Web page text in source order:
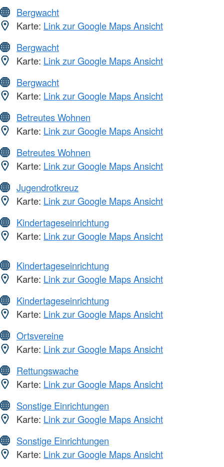
Bergwacht
Karte: Link zur Google Maps Ansicht
Bergwacht
Karte: Link zur Google Maps Ansicht
Bergwacht
Karte: Link zur Google Maps Ansicht
Betreutes Wohnen
Karte: Link zur Google Maps Ansicht
Betreutes Wohnen
Karte: Link zur Google Maps Ansicht
Jugendrotkreuz
Karte: Link zur Google Maps Ansicht
Kindertageseinrichtung
Karte: Link zur Google Maps Ansicht
Kindertageseinrichtung
Karte: Link zur Google Maps Ansicht
Kindertageseinrichtung
Karte: Link zur Google Maps Ansicht
Ortsvereine
Karte: Link zur Google Maps Ansicht
Rettungswache
Karte: Link zur Google Maps Ansicht
Sonstige Einrichtungen
Karte: Link zur Google Maps Ansicht
Sonstige Einrichtungen
Karte: Link zur Google Maps Ansicht